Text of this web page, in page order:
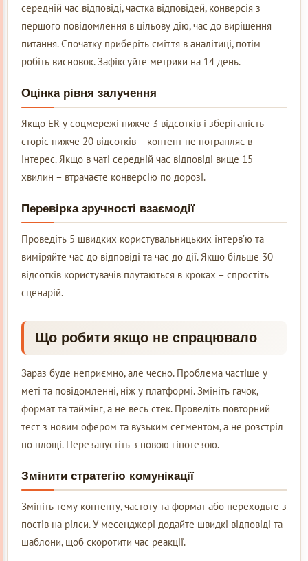
середній час відповіді, частка відповідей, конверсія з
першого повідомлення в цільову дію, час до вирішення
питання. Спочатку приберіть сміття в аналітиці, потім
робіть висновок. Зафіксуйте метрики на 14 день.
Оцінка рівня залучення
Якщо ER у соцмережі нижче 3 відсотків і зберіганість
сторіс нижче 20 відсотків – контент не потрапляє в
інтерес. Якщо в чаті середній час відповіді вище 15
хвилин – втрачаєте конверсію по дорозі.
Перевірка зручності взаємодії
Проведіть 5 швидких користувальницьких інтерв’ю та
виміряйте час до відповіді та час до дії. Якщо більше 30
відсотків користувачів плутаються в кроках – спростіть
сценарій.
Що робити якщо не спрацювало
Зараз буде неприємно, але чесно. Проблема частіше у
меті та повідомленні, ніж у платформі. Змініть гачок,
формат та таймінг, а не весь стек. Проведіть повторний
тест з новим офером та вузьким сегментом, а не розстріл
по площі. Перезапустіть з новою гіпотезою.
Змінити стратегію комунікації
Змініть тему контенту, частоту та формат або переходьте з
постів на рілси. У месенджері додайте швидкі відповіді та
шаблони, щоб скоротити час реакції.